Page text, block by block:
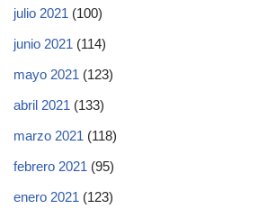
julio 2021 (100)
junio 2021 (114)
mayo 2021 (123)
abril 2021 (133)
marzo 2021 (118)
febrero 2021 (95)
enero 2021 (123)